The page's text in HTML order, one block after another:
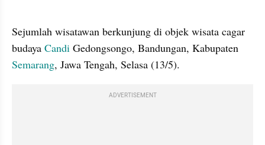
Sejumlah wisatawan berkunjung di objek wisata cagar
budaya Candi
Semarang, Jawa Tengah, Selasa (13/5).
ADVERTISEMENT